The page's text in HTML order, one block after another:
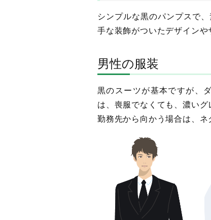
シンプルな黒のパンプスで
手な装飾がついたデザインや
男性の服装
黒のスーツが基本ですが、
は、喪服でなくても、濃いグ
勤務先から向かう場合は、ネ